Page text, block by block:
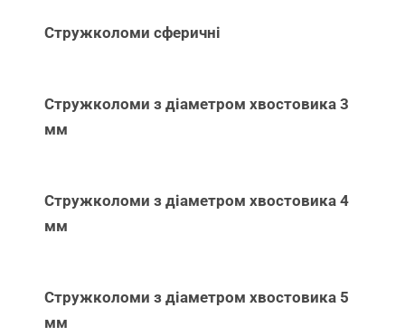
Стружколоми сферичні
Стружколоми з діаметром хвостовика 3
мм
Стружколоми з діаметром хвостовика 4
мм
Стружколоми з діаметром хвостовика 5
мм